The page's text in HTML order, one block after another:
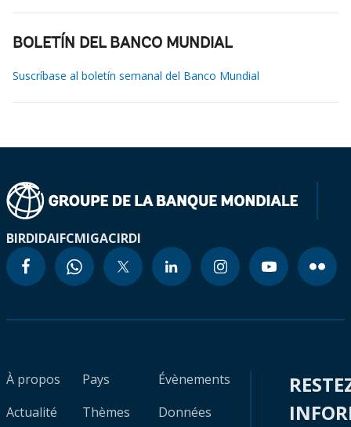
BOLETÍN DEL BANCO MUNDIAL
Suscríbase al boletín semanal del Banco Mundial
BIRDIDAIFCMIGACIRDI
À propos
Actualité
Pays
Thèmes
Évènements
Données